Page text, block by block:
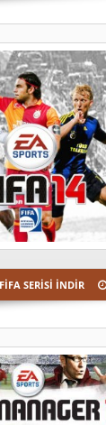
FIFA SERISI İNDIR